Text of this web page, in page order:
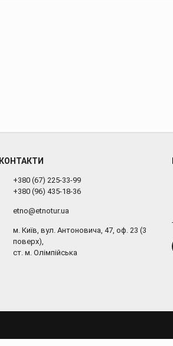
КОНТАКТИ
+380 (67) 225-33-99
+380 (96) 435-18-36
etno@etnotur.ua
м. Київ, вул. Антоновича, 47, оф. 23 (3
поверх),
ст. м. Олімпійська